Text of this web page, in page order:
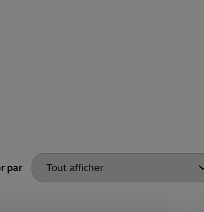
par